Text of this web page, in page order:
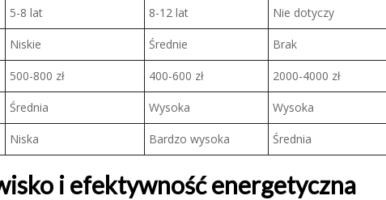
5-8 lat 8-12 lat Nie dotyczy
Niskie Średnie Brak
500-800 zł 400-600 zł 2000-4000 zł
Średnia Wysoka Wysoka
Niska Bardzo wysoka Średnia
i efektywność energetyczna